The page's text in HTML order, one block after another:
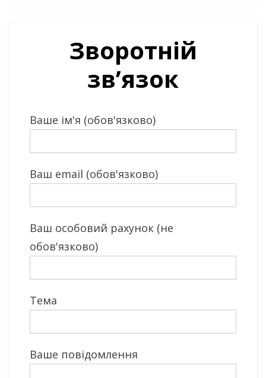
Зворотній
зв’язок
Ваше ім'я (обов'язково)
Ваш email (обов'язково)
Ваш особовий рахунок (не
обов'язково)
Тема
Ваше повідомлення